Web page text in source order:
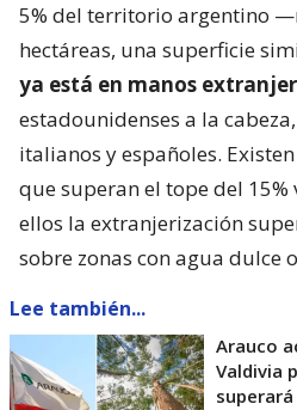
5% del territorio argentino
hectáreas, una superficie
ya está en manos
estadounidenses a la
italianos y españoles.
que superan el tope del 15%
ellos la extranjerización
sobre zonas con agua dulce
Lee también...
Arauco
Valdivia